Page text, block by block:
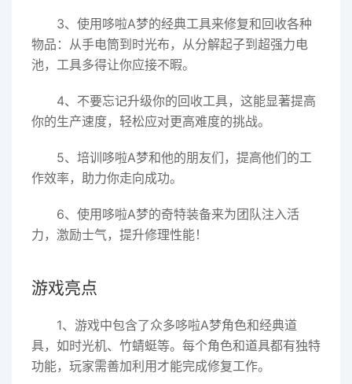
3、使用哆啦A梦的经典工具来修复和回收各种
物品：从手电筒到时光布，从分解起子到超强力电
池，工具多得让你应接不暇。
4、不要忘记升级你的回收工具，这能显著提高
你的生产速度，轻松应对更高难度的挑战。
5、培训哆啦A梦和他的朋友们，提高他们的工
作效率，助力你走向成功。
6、使用哆啦A梦的奇特装备来为团队注入活
力，激励士气，提升修理性能！
游戏亮点
1、游戏中包含了众多哆啦A梦角色和经典道
具，如时光机、竹蜻蜓等。每个角色和道具都有独特
功能，玩家需善加利用才能完成修复工作。